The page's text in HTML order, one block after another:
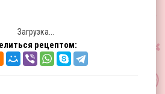
Загрузка...
рецептом: